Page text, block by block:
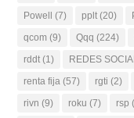
Powell (7) pplt (20)
qcom (9) Qqq (224)
rddt (1) REDES
renta fija (57) rgti (2)
rivn (9) roku (7) rsp